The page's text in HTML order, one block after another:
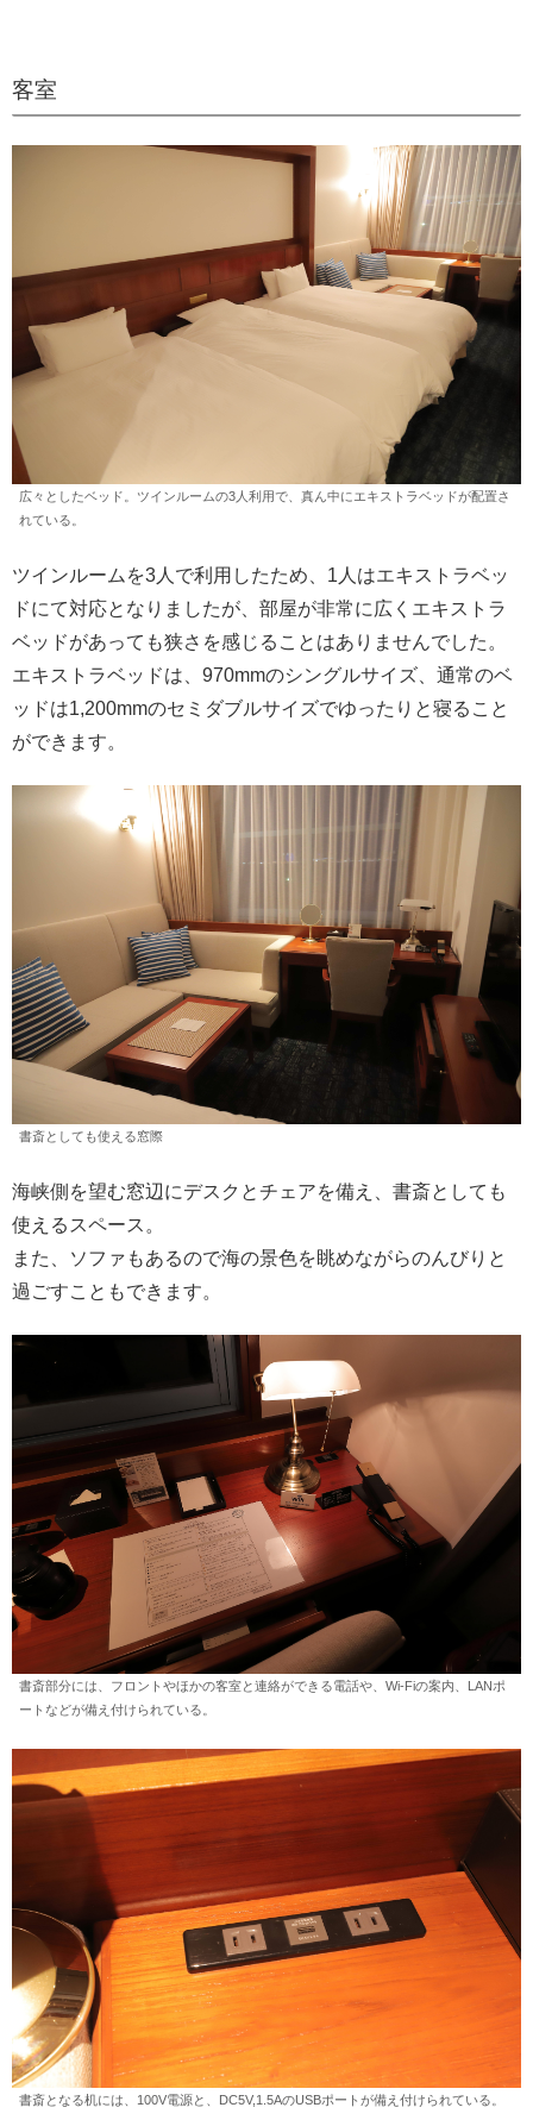
客室
広々としたベッド。ツインルームの3人利用で、真ん中にエキストラベッドが配置さ
れている。
ツインルームを3人で利用したため、1人はエキストラベッ
ドにて対応となりましたが、部屋が非常に広くエキストラ
ベッドがあっても狭さを感じることはありませんでした。
エキストラベッドは、970mmのシングルサイズ、通常のベ
ッドは1,200mmのセミダブルサイズでゆったりと寝ること
ができます。
書斎としても使える窓際
海峡側を望む窓辺にデスクとチェアを備え、書斎としても
使えるスペース。
また、ソファもあるので海の景色を眺めながらのんびりと
過ごすこともできます。
書斎部分には、フロントやほかの客室と連絡ができる電話や、Wi-Fiの案内、LANポ
ートなどが備え付けられている。
書斎となる机には、100V電源と、DC5V,1.5AのUSBポートが備え付けられている。